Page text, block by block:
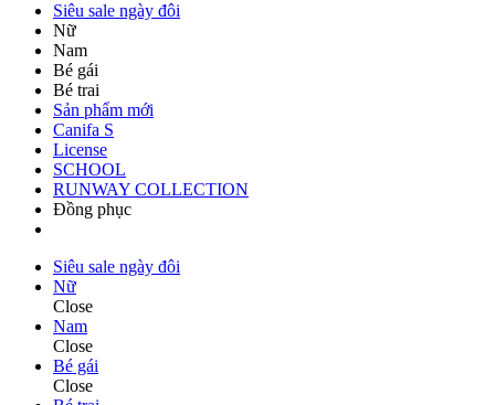
Siêu sale ngày đôi
Nữ
Nam
Bé gái
Bé trai
Sản phẩm mới
Canifa S
License
SCHOOL
RUNWAY COLLECTION
Đồng phục
Siêu sale ngày đôi
Nữ
Close
Nam
Close
Bé gái
Close